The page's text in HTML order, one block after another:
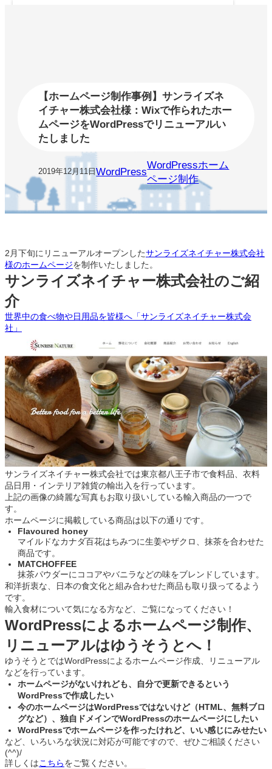
【ホームページ制作事例】サンライズネ
イチャー株式会社様：Wixで作られたホー
ムページをWordPressでリニューアルい
たしました
2019年12月11日WordPress
WordPressホーム
ページ制作
2月下旬にリニューアルオープンしたサンライズネイチャー株式会社
様のホームページを制作いたしました。
サンライズネイチャー株式会社のご紹
介
世界中の食べ物や日用品を皆様へ「サンライズネイチャー株式会
社」
サンライズネイチャー株式会社では東京都八王子市で食料品、衣料
品日用・インテリア雑貨の輸出入を行っています。
上記の画像の綺麗な写真もお取り扱いしている輸入商品の一つで
す。
ホームページに掲載している商品は以下の通りです。
Flavoured honey
マイルドなカナダ百花はちみつに生姜やザクロ、抹茶を合わせた
商品です。
MATCHOFFEE
抹茶パウダーにココアやバニラなどの味をブレンドしています。
和洋折衷な、日本の食文化と組み合わせた商品も取り扱ってるよう
です。
輸入食材について気になる方など、ご覧になってください！
WordPressによるホームページ制作、
リニューアルはゆうそうとへ！
ゆうそうとではWordPressによるホームページ作成、リニューアル
などを行っています。
ホームページがないけれども、自分で更新できるという
WordPressで作成したい
今のホームページはWordPressではないけど（HTML、無料ブロ
グなど）、独自ドメインでWordPressのホームページにしたい
WordPressでホームページを作ったけれど、いい感じにみせたい
など、いろいろな状況に対応が可能ですので、ぜひご相談ください
(^^)/
詳しくはこちらをご覧ください。